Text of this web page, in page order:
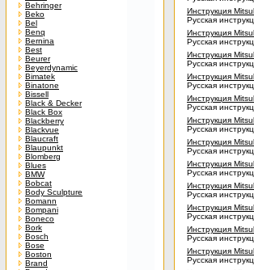
Behringer
Beko
Bel
Benq
Bernina
Best
Beurer
Beyerdynamic
Bimatek
Binatone
Bissell
Black & Decker
Black Box
Blackberry
Blackvue
Blaucraft
Blaupunkt
Blomberg
Blues
BMW
Bobcat
Body Sculpture
Bomann
Bompani
Boneco
Bork
Bosch
Bose
Boston
Brand
Инструкция
Русская
Инструкция
Русская
Инструкция
Русская
Инструкция
Русская
Инструкция
Русская
Инструкция
Русская
Инструкция
Русская
Инструкция
Русская
Инструкция
Русская
Инструкция
Русская
Инструкция
Русская
Инструкция
Русская